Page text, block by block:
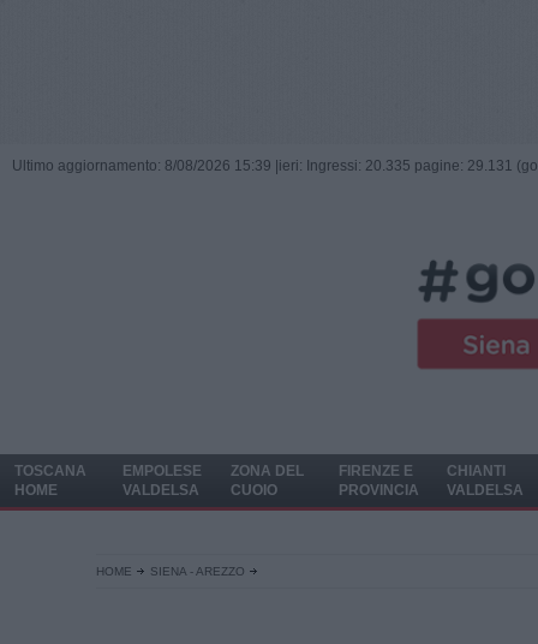
Ultimo aggiornamento: 8/08/2026 15:39 | ieri: Ingressi: 20.335 pagine: 29.131
TOSCANA
HOME
EMPOLESE
VALDELSA
ZONA DEL
CUOIO
FIRENZE E
PROVINCIA
CHIANTI
VALDELSA
HOME SIENA - AREZZO